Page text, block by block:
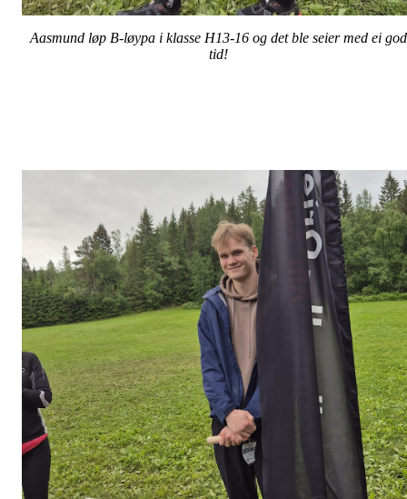
Aasmund løp B-løypa i klasse H13-16 og det ble seier med ei god
tid!